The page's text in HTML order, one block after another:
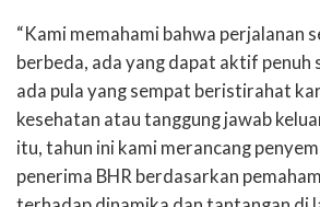
“Kami memahami bahwa perjalanan
berbeda, ada yang dapat aktif penuh
ada pula yang sempat beristirahat
kesehatan atau tanggung jawab
itu, tahun ini kami merancang
penerima BHR berdasarkan